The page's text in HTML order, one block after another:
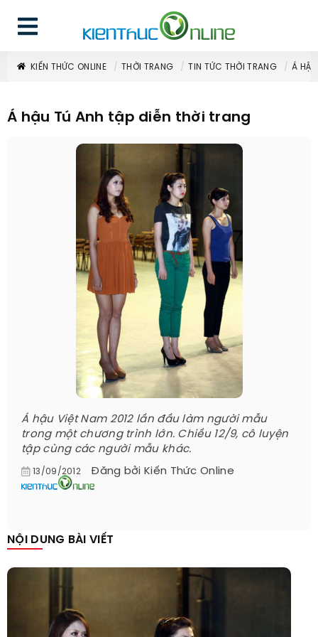
KIẾN THỨC ONLINE THỜI TRANG TIN TỨC THỜI TRANG Á
Á hậu Tú Anh tập diễn thời trang
Á hậu Việt Nam 2012 lần đầu làm người mẫu
trong một chương trình lớn. Chiều 12/9, cô luyện
tập cùng các người mẫu khác.
13/09/2012 Đăng bởi Kiến Thức Online
NỘI DUNG BÀI VIẾT